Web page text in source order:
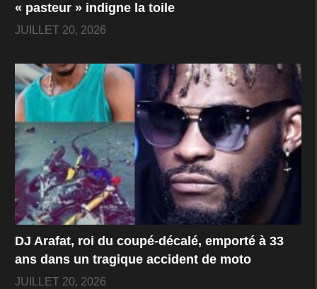
« pasteur » indigne la toile
JUILLET 20, 2026
DJ Arafat, roi du coupé-décalé, emporté à 33
ans dans un tragique accident de moto
JUILLET 20, 2026